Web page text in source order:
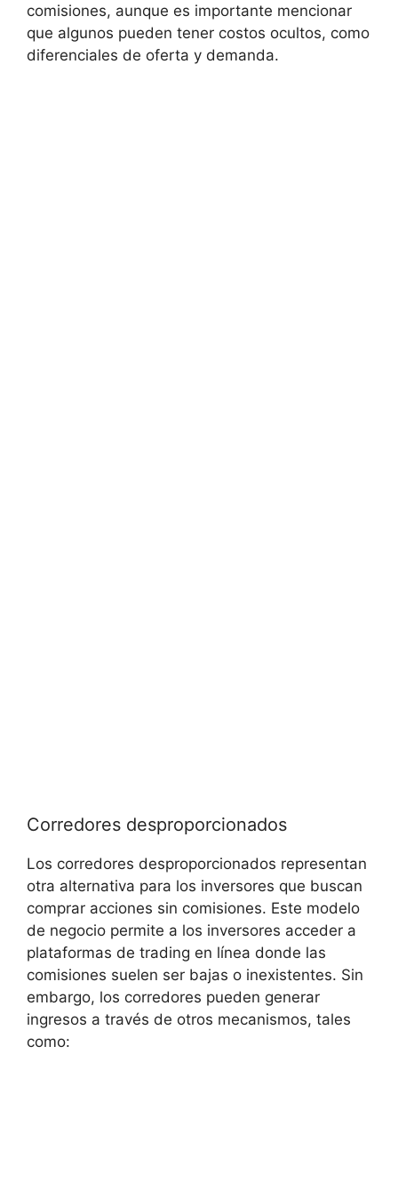
comisiones,‌ aunque‌ es⁤ importante mencionar
que algunos pueden tener costos ocultos, como
diferenciales ​de​ oferta y demanda.
Corredores desproporcionados
Los ​corredores desproporcionados⁣ representan
otra alternativa para los‍ inversores que buscan
comprar ⁤acciones sin comisiones. ‌Este modelo
de ‌negocio ‍permite a los inversores acceder a
plataformas de trading en línea donde las
comisiones suelen ser bajas ‍o inexistentes. Sin
embargo, los corredores pueden generar⁣
ingresos a ​través de otros ‌mecanismos, tales
como: